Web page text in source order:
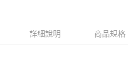
每筆NT$100，滿NT$599(含以上)免運費
詳細說明 商品規格